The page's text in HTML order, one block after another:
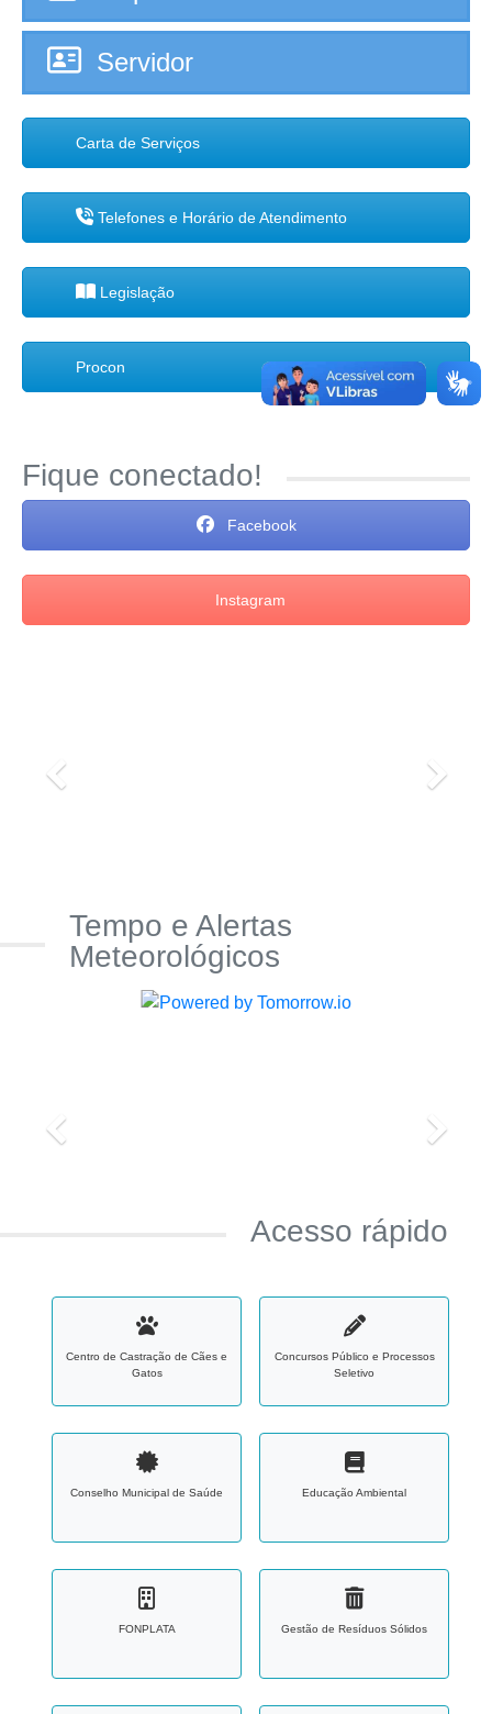
Servidor
Carta de Serviços
Telefones e Horário de Atendimento
Legislação
Procon
Fique conectado!
Facebook
Instagram
Tempo e Alertas
Meteorológicos
Acesso rápido
Centro de Castração de Cães e
Gatos
Concursos Público e Processos
Seletivo
Conselho Municipal de Saúde Educação Ambiental
FONPLATA Gestão de Resíduos Sólidos